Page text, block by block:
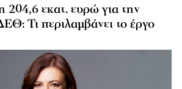
204,6 εκατ. ευρώ για την
Τι περιλαμβάνει το έργο